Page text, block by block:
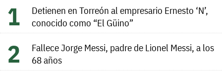
Detienen en Torreón al empresario Ernesto ‘N’,
conocido como “El Güino”
Fallece Jorge Messi, padre de Lionel Messi, a los
68 años